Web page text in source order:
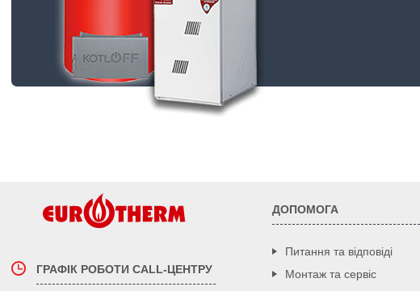
ГРАФІК РОБОТИ CALL-ЦЕНТРУ
ДОПОМОГА
Питання та відповіді
Монтаж та сервіс